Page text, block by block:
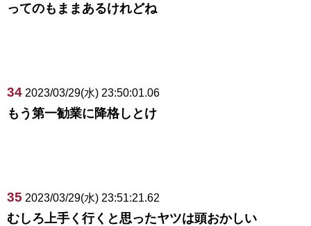
ってのもままあるけれどね
34 2023/03/29(水) 23:50:01.06
もう第一勧業に降格しとけ
35 2023/03/29(水) 23:51:21.62
むしろ上手く行くと思ったヤツは頭おかしい